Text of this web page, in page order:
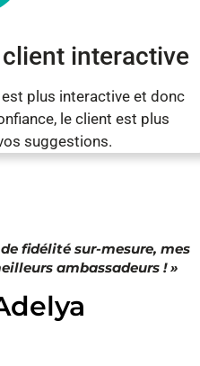
interactive
plus interactive et donc
le client est plus
suggestions.
fidélité sur-mesure, mes
ambassadeurs ! »